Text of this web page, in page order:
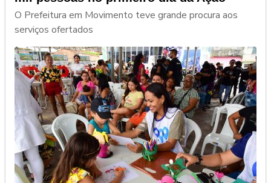
O Prefeitura em Movimento teve grande procura aos
serviços ofertados